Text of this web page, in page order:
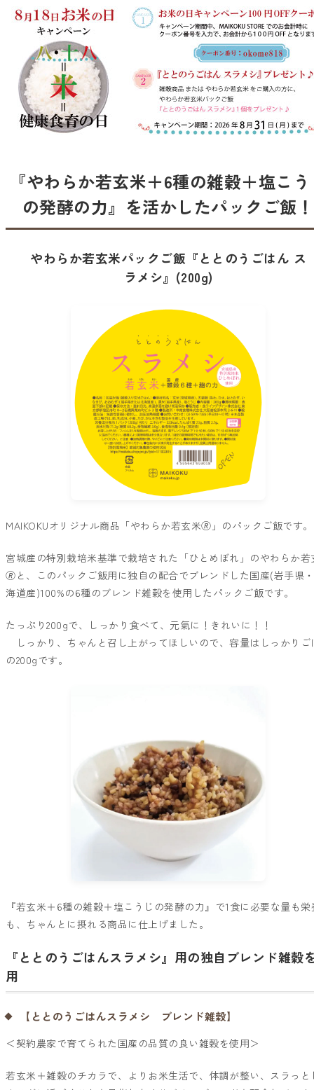
『やわらか若玄米＋6種の雑穀＋塩こ
の発酵の力』を活かしたパックご飯！
やわらか若玄米パックご飯『ととのうごはん ス
ラメシ』(200g)
MAIKOKUオリジナル商品「やわらか若玄米🄬」のパックご飯です。
宮城産の特別栽培米基準で栽培された「ひとめぼれ」のやわらか若
🄬と、このパックご飯用に独自の配合でブレンドした国産(岩手県
海道産)100%の6種のブレンド雑穀を使用したパックご飯です。
たっぷり200gで、しっかり食べて、元氣に！きれいに！！
しっかり、ちゃんと召し上がってほしいので、容量はしっかりご
の200gです。
『若玄米＋6種の雑穀＋塩こうじの発酵の力』で1食に必要な量も栄
も、ちゃんとに摂れる商品に仕上げました。
『ととのうごはんスラメシ』用の独自ブレンド雑穀
用
【ととのうごはんスラメシ ブレンド雑穀】
＜契約農家で育てられた国産の品質の良い雑穀を使用＞
若玄米＋雑穀のチカラで、よりお米生活で、体調が整い、スラっと